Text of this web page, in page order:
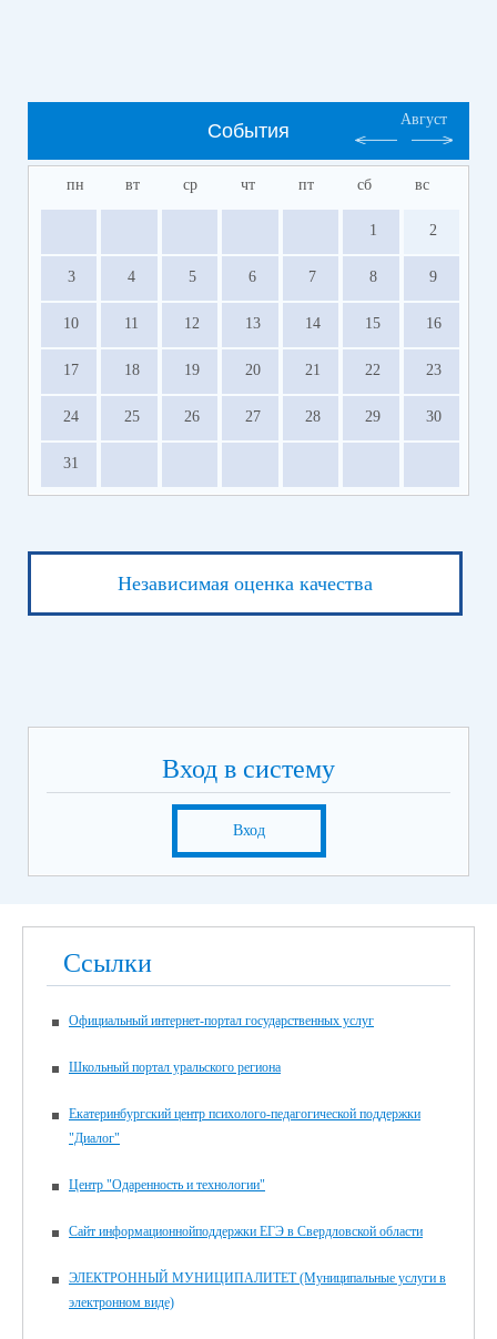
События
Август
пн вт ср чт пт сб вс
1 2
3 4 5 6 7 8 9
10 11 12 13 14 15 16
17 18 19 20 21 22 23
24 25 26 27 28 29 30
31
Независимая оценка качества
Вход в систему
Вход
Ссылки
Официальный интернет-портал государственных услуг
Школьный портал уральского региона
Екатеринбургский центр психолого-педагогической поддержки
"Диалог"
Центр "Одаренность и технологии"
Сайт информационнойподдержки ЕГЭ в Свердловской области
ЭЛЕКТРОННЫЙ МУНИЦИПАЛИТЕТ (Муниципальные услуги в
электронном виде)